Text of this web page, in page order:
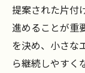
提案された片付
進めることが重
を決め、小さな
ら継続しやすく